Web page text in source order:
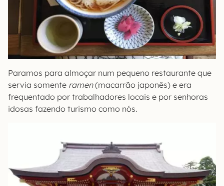
Paramos para almoçar num pequeno restaurante que
servia somente ramen(macarrão japonês) e era
frequentado por trabalhadores locais e por senhoras
idosas fazendo turismo como nós.